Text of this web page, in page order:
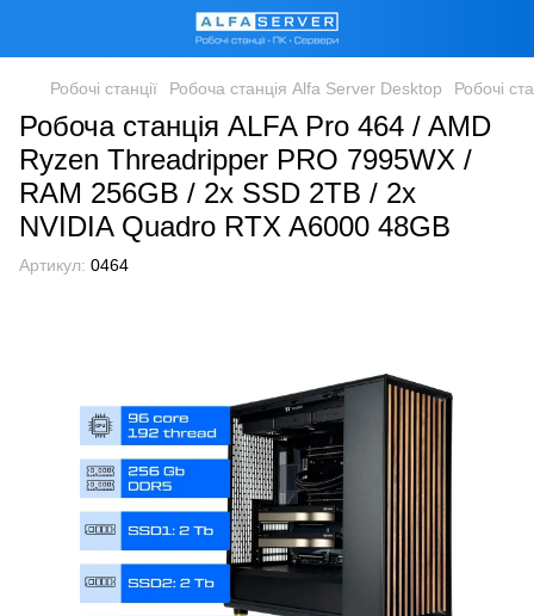
Робочі станції Робоча станція Alfa Server Desktop Робочі
Робоча станція ALFA Pro 464 / AMD
Ryzen Threadripper PRO 7995WX /
RAM 256GB / 2х SSD 2TB / 2х
NVIDIA Quadro RTX A6000 48GB
Артикул: 0464